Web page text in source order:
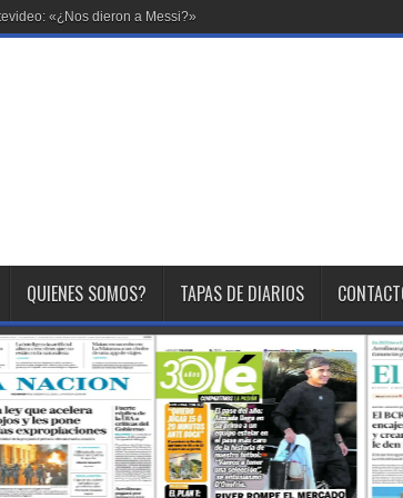
«¿Nos dieron a Messi?»
QUIENES SOMOS? TAPAS DE DIARIOS